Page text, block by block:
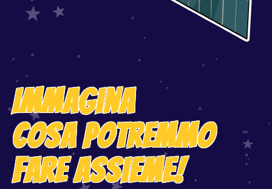
Immagina
cosa potremmo
fare assieme!